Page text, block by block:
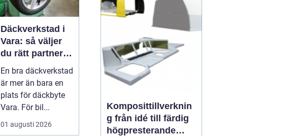
Däckverkstad i
Vara: så väljer
du rätt partner
för säker
körning året
runt
En bra däckverkstad
är mer än bara en
plats för däckbyte
Vara. För bil...
01 augusti 2026
finns det ett flertal
möjligheter att utforska.
Komposittillverknin
g från idé till färdig
högpresterande